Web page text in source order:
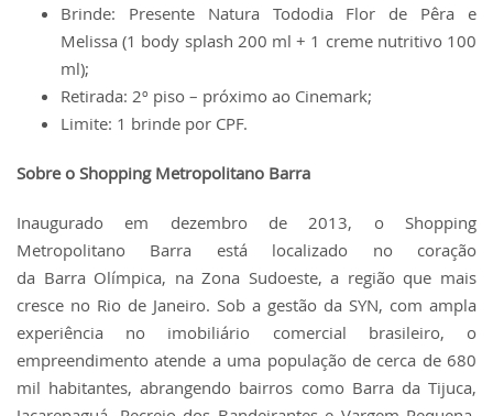
Brinde: Presente Natura Tododia Flor de Pêra e
Melissa (1 body splash 200 ml + 1 creme nutritivo 100
ml);
Retirada: 2º piso – próximo ao Cinemark;
Limite: 1 brinde por CPF.
Sobre o Shopping Metropolitano Barra
Inaugurado em dezembro de 2013, o Shopping
Metropolitano Barra está localizado no coração
da Barra Olímpica, na Zona Sudoeste, a região que mais
cresce no Rio de Janeiro. Sob a gestão da SYN, com ampla
experiência no imobiliário comercial brasileiro, o
empreendimento atende a uma população de cerca de 680
mil habitantes, abrangendo bairros como Barra da Tijuca,